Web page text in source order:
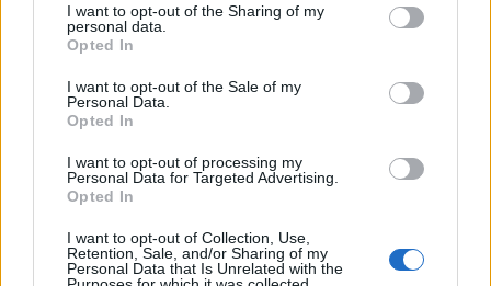
I want to opt-out of the Sharing of my
personal data.
Opted In
I want to opt-out of the Sale of my
Personal Data.
Opted In
I want to opt-out of processing my
Personal Data for Targeted Advertising.
Opted In
I want to opt-out of Collection, Use,
Retention, Sale, and/or Sharing of my
Personal Data that Is Unrelated with the
Πώς ένα «παρεξηγημένο» κομμάτι έγινε ο
βασιλιάς του urban street wear
10/06/2026 13:39